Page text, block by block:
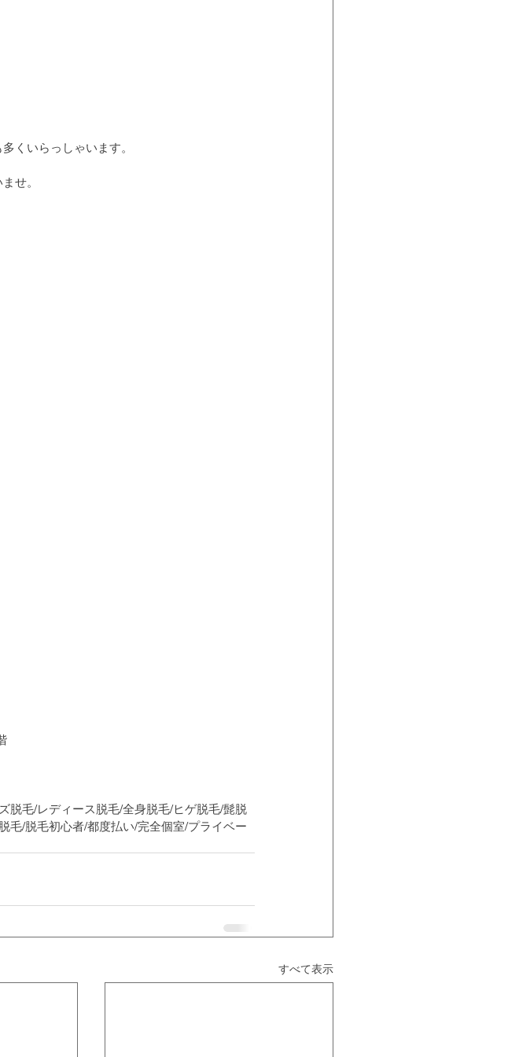
くいらっしゃいます。
せ。
脱毛/レディース脱毛/全身脱毛/ヒゲ脱毛/髭脱
毛/脱毛初心者/都度払い/完全個室/プライベー
すべて表示